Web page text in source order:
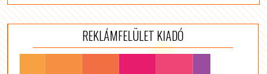
REKLÁMFELÜLET KIADÓ